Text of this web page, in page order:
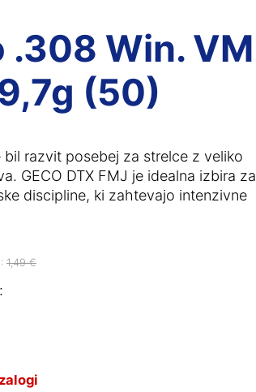
.308 Win. VM
(50)
bil razvit posebej za strelce z veliko
GECO DTX FMJ je idealna izbira za
discipline, ki zahtevajo intenzivne
1,49€